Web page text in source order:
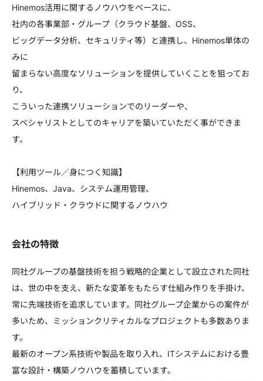
Hinemos活用に関するノウハウをベースに、
社内の各事業部・グループ（クラウド基盤、OSS、
ビッグデータ分析、セキュリティ等）と連携し、Hinemos単体の
みに
留まらない高度なソリューションを提供していくことを狙ってお
り、
こういった連携ソリューションでのリーダーや、
スペシャリストとしてのキャリアを築いていただく事ができま
す。
【利用ツール／身につく知識】
Hinemos、Java、システム運用管理、
ハイブリッド・クラウドに関するノウハウ
会社の特徴
同社グループの基盤技術を担う戦略的企業として設立された同社
は、世の中を支え、新たな変革をもたらす仕組み作りを手掛け、
常に先端技術を追求しています。同社グループ企業からの案件が
多いため、ミッションクリティカルなプロジェクトも多数ありま
す。
最新のオープン系技術や製品を取り入れ、ITシステムにおける豊
富な設計・構築ノウハウを蓄積しています。